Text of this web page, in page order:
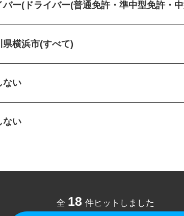
バー(ドライバー(普通免許・準中型免許・
県横浜市(すべて)
ない
ない
全18件ヒットしました